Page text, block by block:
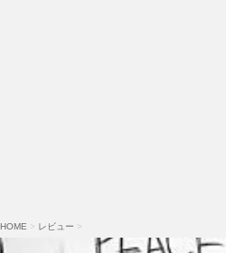
HOME > レビュー >